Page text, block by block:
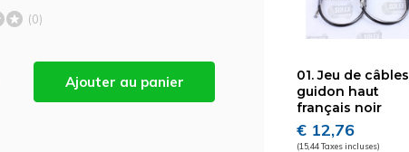
(0)
Ajouter au panier
01. Jeu de câbles
guidon haut
français noir
€ 12,76
(15,44 Taxes incluses)